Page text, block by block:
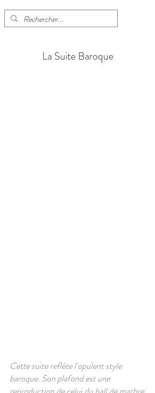
La Suite Baroque
Cette suite reflète l'opulent style
baroque. Son plafond est une